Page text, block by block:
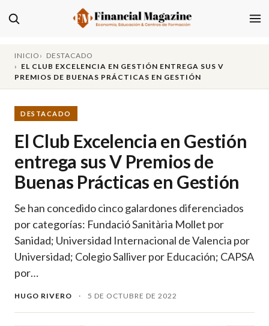
INICIO
DESTACADO
EL CLUB EXCELENCIA EN GESTIÓN ENTREGA SUS V
PREMIOS DE BUENAS PRÁCTICAS EN GESTIÓN
DESTACADO
El Club Excelencia en Gestión
entrega sus V Premios de
Buenas Prácticas en Gestión
Se han concedido cinco galardones diferenciados
por categorías: Fundació Sanitària Mollet por
Sanidad; Universidad Internacional de Valencia por
Universidad; Colegio Salliver por Educación; CAPSA
por…
HUGO RIVERO · 5 DE OCTUBRE DE 2022